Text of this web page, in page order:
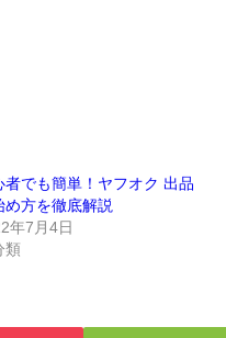
者でも簡単！ヤフオク 出品
め方を徹底解説
年7月4日
類